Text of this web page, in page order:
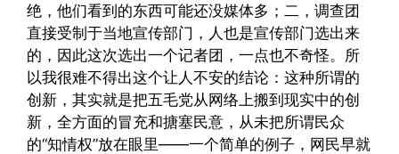
绝，他们看到的东西可能还没媒体多；二，调查团
直接受制于当地宣传部门，人也是宣传部门选出来
的，因此这次选出一个记者团，一点也不奇怪。所
以我很难不得出这个让人不安的结论：这种所谓的
创新，其实就是把五毛党从网络上搬到现实中的创
新，全方面的冒充和搪塞民意，从未把所谓民众
的“知情权”放在眼里——一个简单的例子，网民早就